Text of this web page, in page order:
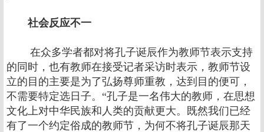
社会反应不一
在众多学者都对将孔子诞辰作为教师节表示支持
的同时，也有教师在接受记者采访时表示，教师节设
立的目的主要是为了弘扬尊师重教，达到目的便可，
不需要特定选日子。“孔子是一名伟大的教师，在思想
文化上对中华民族和人类的贡献更大。既然我们已经
有了一个约定俗成的教师节，为何不将孔子诞辰那天